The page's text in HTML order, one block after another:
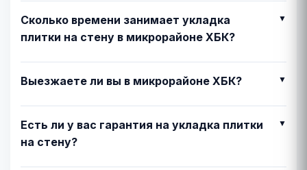
Сколько времени занимает укладка
плитки на стену в микрорайоне ХБК?
Выезжаете ли вы в микрорайоне ХБК?
Есть ли у вас гарантия на укладка плитки
на стену?